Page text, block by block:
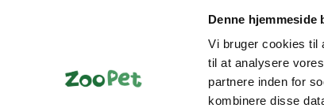
Denne hjemmeside
Vi bruger cookies til
til at analysere
partnere inden for
kombinere disse